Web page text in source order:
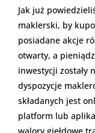
Jak już
maklerski, by
posiadane akcje
otwarty, a
inwestycji zostały
dyspozycje
składanych jest
platform lub